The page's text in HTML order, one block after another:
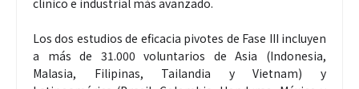
Los dos estudios de eficacia pivotes de Fase III incluyen
a más de 31.000 voluntarios de Asia (Indonesia,
Malasia, Filipinas, Tailandia y Vietnam) y